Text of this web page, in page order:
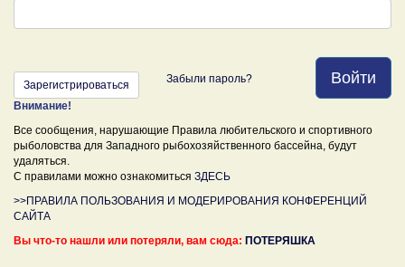
Войти
Зарегистрироваться Забыли пароль?
Внимание!
Все сообщения, нарушающие Правила любительского и спортивного
рыболовства для Западного рыбохозяйственного бассейна, будут
удаляться.
С правилами можно ознакомиться ЗДЕСЬ
>>ПРАВИЛА ПОЛЬЗОВАНИЯ И МОДЕРИРОВАНИЯ КОНФЕРЕНЦИЙ
САЙТА
Вы что-то нашли или потеряли, вам сюда: ПОТЕРЯШКА